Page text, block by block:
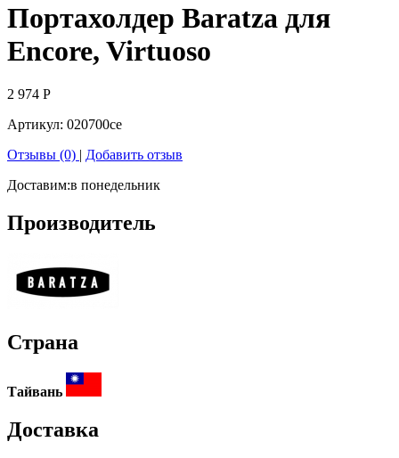
Портахолдер Baratza для
Encore, Virtuoso
2 974 Р
Артикул: 020700ce
Отзывы (0) | Добавить отзыв
Доставим:в понедельник
Производитель
Страна
Тайвань
Доставка